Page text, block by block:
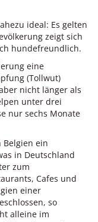
ideal: Es gelten
zeigt sich
hundefreundlich.
eine
(Tollwut)
nicht länger als
unter drei
nur sechs Monate
Belgien ein
in Deutschland
zum
Cafes und
einer
so
alleine im